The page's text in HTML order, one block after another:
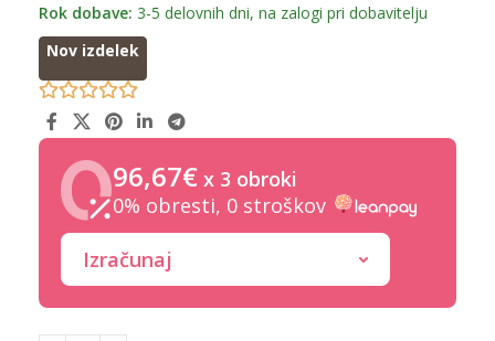
Rok dobave: 3-5 delovnih dni, na zalogi pri dobavitelju
96,67€ x 3 obroki
0% obresti, 0 stroškov
Izračunaj
Nov izdelek